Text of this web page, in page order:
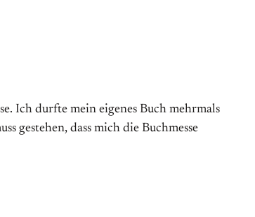
Ich durfte mein eigenes Buch mehrmals
gestehen, dass mich die Buchmesse